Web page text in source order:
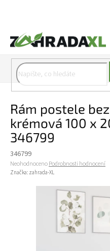
Rám postele
krémová 100 x
346799
346799
Průměrné hodnocení produktu je
NeohodnocenoPodrobnosti hodnocení
Značka: zahrada-XL